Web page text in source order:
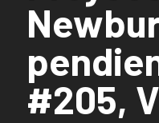
#205,